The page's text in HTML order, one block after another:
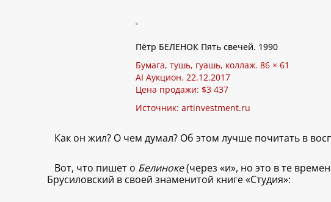
Пётр БЕЛЕНОК Пять свечей. 1990
Бумага, тушь, гуашь, коллаж. 86 × 61
AI Аукцион. 22.12.2017
Цена продажи: $3 437
Источник: artinvestment.ru
Как он жил? О чем думал? Об этом лучше почитать в
Вот, что пишет о Белиноке(через «и», но это в те
Брусиловский в своей знаменитой книге «Студия»: